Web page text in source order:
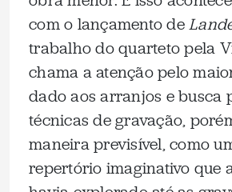
com o lançamento de
trabalho do quarteto pela
chama a atenção pelo
dado aos arranjos e busca
técnicas de gravação,
maneira previsível, como
repertório imaginativo que